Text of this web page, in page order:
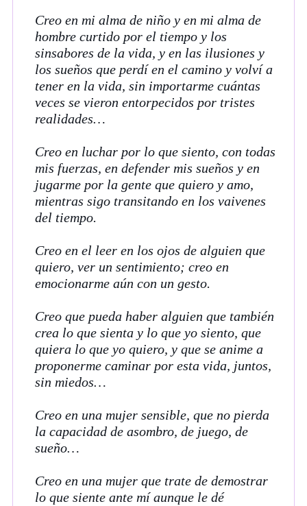
Creo en mi alma de niño y en mi alma de
hombre curtido por el tiempo y los
sinsabores de la vida, y en las ilusiones y
los sueños que perdí en el camino y volví a
tener en la vida, sin importarme cuántas
veces se vieron entorpecidos por tristes
realidades…
Creo en luchar por lo que siento, con todas
mis fuerzas, en defender mis sueños y en
jugarme por la gente que quiero y amo,
mientras sigo transitando en los vaivenes
del tiempo.
Creo en el leer en los ojos de alguien que
quiero, ver un sentimiento; creo en
emocionarme aún con un gesto.
Creo que pueda haber alguien que también
crea lo que sienta y lo que yo siento, que
quiera lo que yo quiero, y que se anime a
proponerme caminar por esta vida, juntos,
sin miedos…
Creo en una mujer sensible, que no pierda
la capacidad de asombro, de juego, de
sueño…
Creo en una mujer que trate de demostrar
lo que siente ante mí aunque le dé